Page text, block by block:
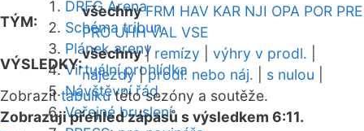
DRFG Arena
Schéma tribun
Plánek areny
Virtuální prohlídka
Návštěvní řád
Veřejné bruslení
TÝM:
všechny FRM HAV KAR NJI OPA POR PRE
PRO UHH VAL VSE
VÝSLEDKY:
všechny| remízy výhry v prodl.
nájezdy|prodl. nebo náj. s nulou
Zobrazittabulkutéto sezóny a soutěže.
Zobrazuji přehled zápasů s výsledkem 6:11.